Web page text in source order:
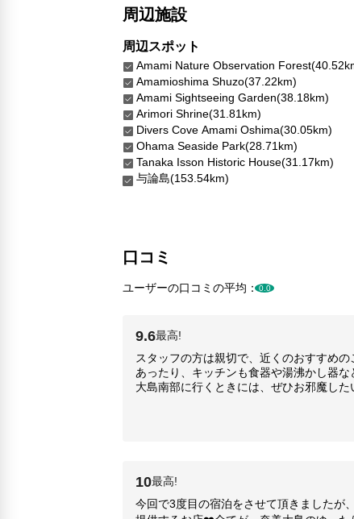
周辺施設
周辺スポット
Amami Nature Observation
Amamioshima Shuzo(37.22km)
Amami Sightseeing Garden(38.18km)
Arimori Shrine(31.81km)
Divers Cove Amami Oshima(30.05km)
Ohama Seaside Park(28.71km)
Tanaka Isson Historic House(31.17km)
与論島(153.54km)
口コミ
ユーザーの口コミの平均：0.0
9.6最高!
スタッフの方は親切で、近くのおすすめ
あったり、キッチンも食器や湯沸かし器
大島南部に行くときには、ぜひお邪魔した
10最高!
今回で3度目の宿泊をさせて頂きましたが